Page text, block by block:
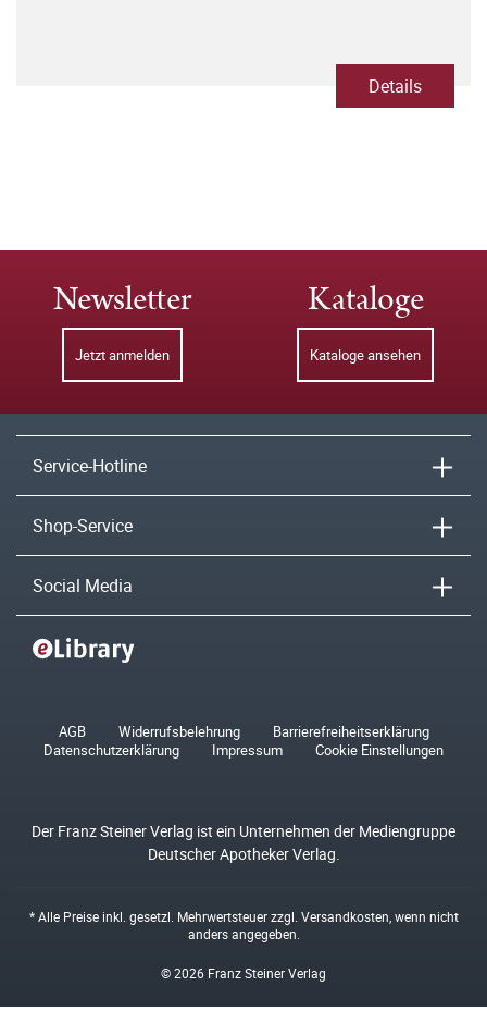
Details
Newsletter
Jetzt anmelden
Kataloge
Kataloge ansehen
Service-Hotline
Shop-Service
Social Media
AGB Widerrufsbelehrung
Barrierefreiheitserklärung
Datenschutzerklärung
Impressum Cookie Einstellungen
Der Franz Steiner Verlag ist ein Unternehmen der Mediengruppe
Deutscher Apotheker Verlag.
* Alle Preise inkl. gesetzl. Mehrwertsteuer zzgl. Versandkosten , wenn nicht
anders angegeben.
© 2026 Franz Steiner Verlag